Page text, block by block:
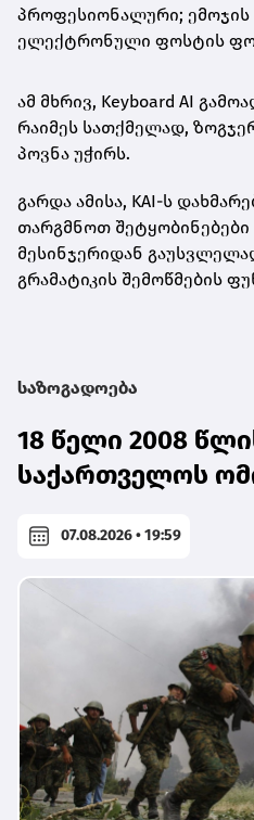
პროფესიონალური; ემოჯის
ელექტრონული ფოსტის
ამ მხრივ, Keyboard AI
რაიმეს სათქმელად,
პოვნა უჭირს.
გარდა ამისა, KAI-ს
თარგმნოთ შეტყობინებები
მესინჯერიდან
გრამატიკის შემოწმების
საზოგადოება
18 წელი 2008
საქართველოს
07.08.2026 • 19:59